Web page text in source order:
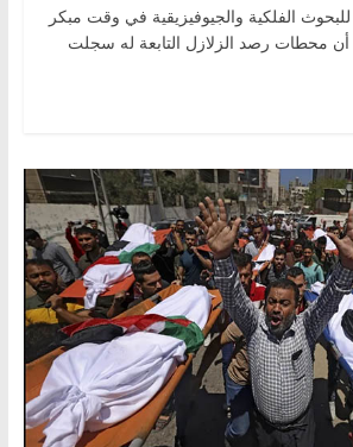
الفلكية والجيوفيزيقية في وقت مبكر
أن محطات رصد الزلازل التابعة له سجلت